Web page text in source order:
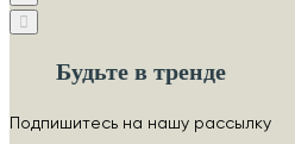
Будьте в тренде
Подпишитесь на нашу рассылку